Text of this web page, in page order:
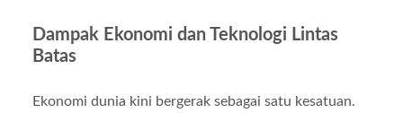
Dampak Ekonomi dan Teknologi Lintas
Batas
Ekonomi dunia kini bergerak sebagai satu kesatuan.